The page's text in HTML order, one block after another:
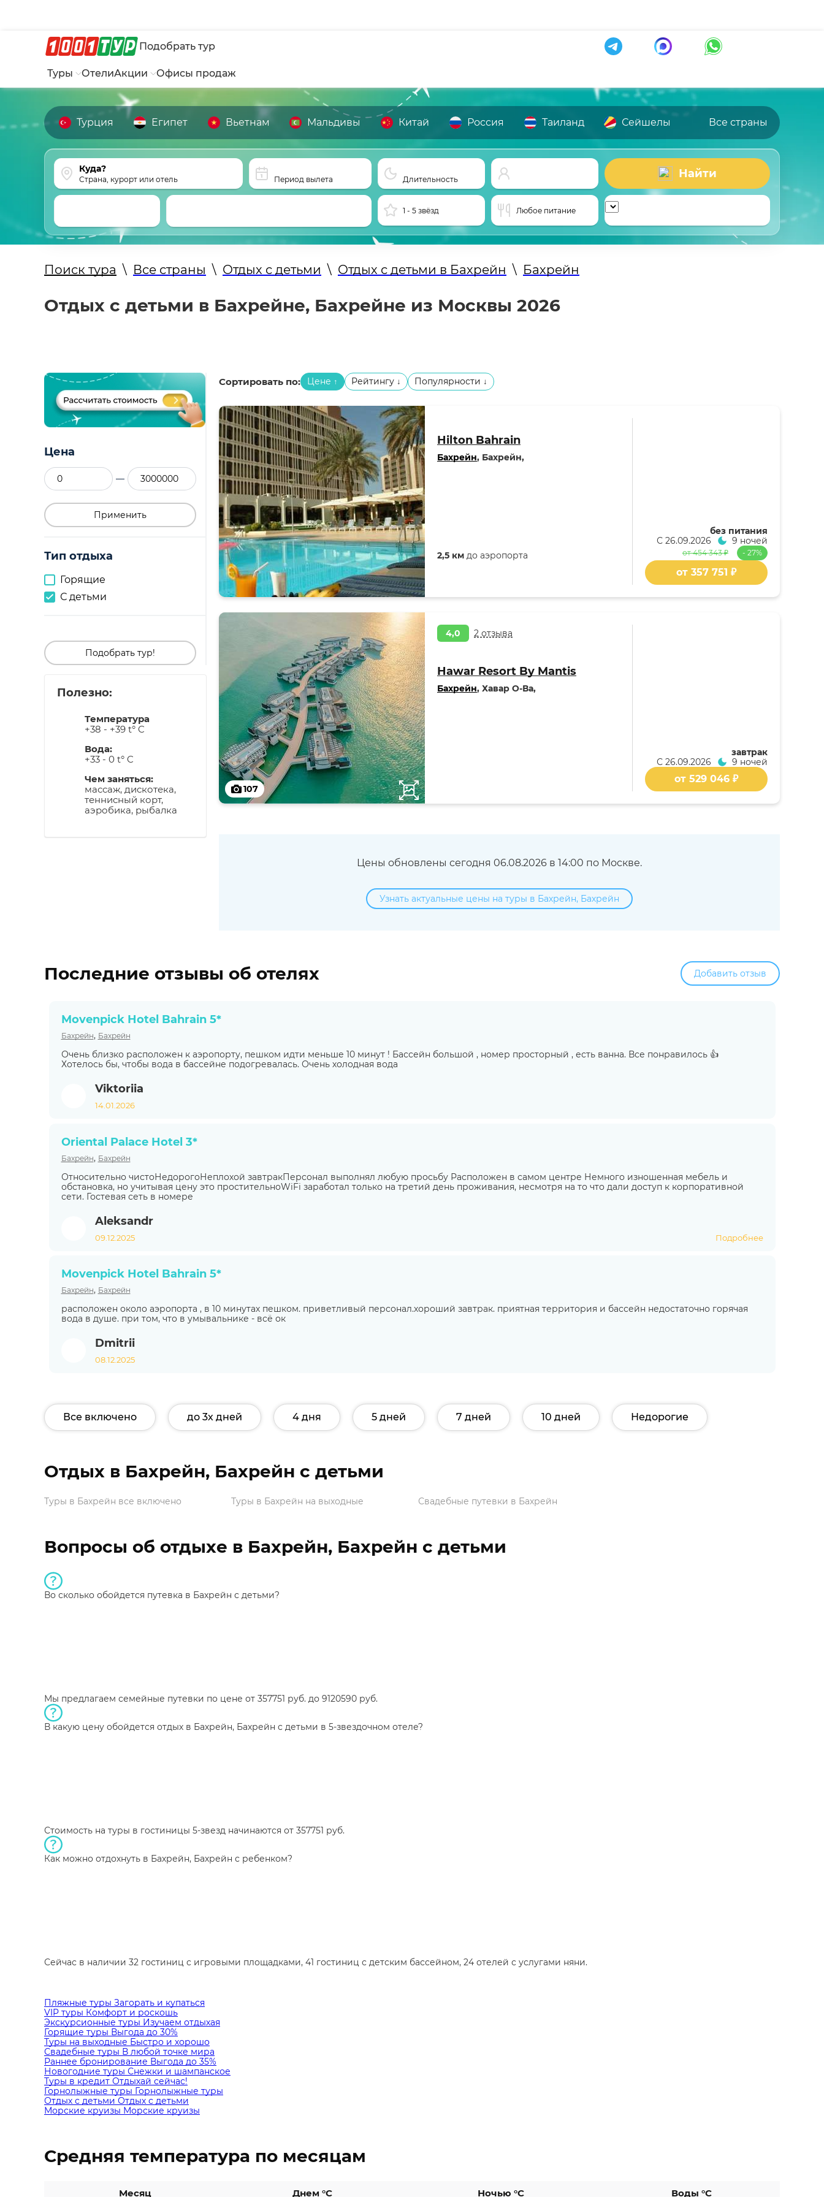
Подобрать тур
Туры ОтелиАкции Офисы продаж
Турция Египет Вьетнам Мальдивы Китай Россия Таиланд Сейшелы Все страны
Страна, курорт или отель Период вылета Длительность Найти
1 - 5 звёзд Любое питание
Поиск тура \ Все страны \ Отдых с детьми \ Отдых с детьми в Бахрейн \ Бахрейн
Отдых с детьми в Бахрейне, Бахрейне из Москвы 2026
Цена
—
Применить
Тип отдыха
Горящие
С детьми
Подобрать тур!
Полезно:
Температура
+38 - +39 t° C
Вода:
+33 - 0 t° C
Чем заняться:
массаж, дискотека,
теннисный корт,
аэробика, рыбалка
Сортировать по: Цене ↑ Рейтингу ↓ Популярности ↓
Hilton Bahrain
Бахрейн, Бахрейн,
2,5 км до аэропорта
без питания
С 26.09.2026 9 ночей
от 454 343 ₽ - 27%
от 357 751 ₽
107
4,0 2 отзыва
Hawar Resort By Mantis
Бахрейн, Хавар О-Ва,
завтрак
С 26.09.2026 9 ночей
от 529 046 ₽
Цены обновлены сегодня 06.08.2026 в 14:00 по Москве.
Узнать актуальные цены на туры в Бахрейн, Бахрейн
Последние отзывы об отелях Добавить отзыв
Movenpick Hotel Bahrain 5*
Бахрейн, Бахрейн
Очень близко расположен к аэропорту, пешком идти меньше 10 минут ! Бассейн большой , номер просторный , есть ванна. Все понравилось 👍
Хотелось бы, чтобы вода в бассейне подогревалась. Очень холодная вода
Viktoriia
14.01.2026
Oriental Palace Hotel 3*
Бахрейн, Бахрейн
Относительно чистоНедорогоНеплохой завтракПерсонал выполнял любую просьбу Расположен в самом центре Немного изношенная мебель и
обстановка, но учитывая цену это простительноWiFi заработал только на третий день проживания, несмотря на то что дали доступ к корпоративной
сети. Гостевая сеть в номере
Aleksandr
09.12.2025 Подробнее
Movenpick Hotel Bahrain 5*
Бахрейн, Бахрейн
расположен около аэропорта , в 10 минутах пешком. приветливый персонал.хороший завтрак. приятная территория и бассейн недостаточно горячая
вода в душе. при том, что в умывальнике - всё ок
Dmitrii
08.12.2025
Все включено до 3х дней 4 дня 5 дней 7 дней 10 дней Недорогие
Отдых в Бахрейн, Бахрейн с детьми
Туры в Бахрейн все включено Туры в Бахрейн на выходные Свадебные путевки в Бахрейн
Вопросы об отдыхе в Бахрейн, Бахрейн с детьми
Во сколько обойдется путевка в Бахрейн с детьми?
Мы предлагаем семейные путевки по цене от 357751 руб. до 9120590 руб.
В какую цену обойдется отдых в Бахрейн, Бахрейн с детьми в 5-звездочном отеле?
Стоимость на туры в гостиницы 5-звезд начинаются от 357751 руб.
Как можно отдохнуть в Бахрейн, Бахрейн с ребенком?
Сейчас в наличии 32 гостиниц с игровыми площадками, 41 гостиниц с детским бассейном, 24 отелей с услугами няни.
Пляжные туры Загорать и купаться
VIP туры Комфорт и роскошь
Экскурсионные туры Изучаем отдыхая
Горящие туры Выгода до 30%
Туры на выходные Быстро и хорошо
Свадебные туры В любой точке мира
Раннее бронирование Выгода до 35%
Новогодние туры Снежки и шампанское
Туры в кредит Отдыхай сейчас!
Горнолыжные туры Горнолыжные туры
Отдых с детьми Отдых с детьми
Морские круизы Морские круизы
Средняя температура по месяцам
Месяц Днем °C Ночью °C Воды °C